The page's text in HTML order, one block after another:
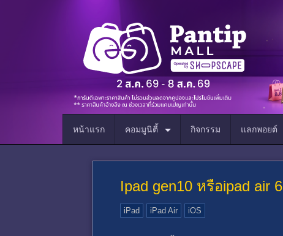
หน้าแรก คอมมูนิตี้ กิจกรรม แลกพอยต์
Ipad gen10 หรือ​ipad ​air 6​
iPad iPad Air iOS